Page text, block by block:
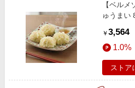
家電・PC・スマホ・カメラ
エンタメ
スポーツ・アウトドア・ゴルフ
電子書籍特集
楽天ペイ導入ストア
楽天サービス特集
わくわく夏特集
【ベル
ゅうまい
￥ 3,564
1.0%
ストア